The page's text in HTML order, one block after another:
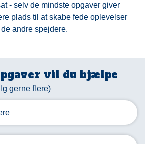
- selv de mindste opgaver giver
plads til at skabe fede oplevelser
andre spejdere.
vil du hjælpe